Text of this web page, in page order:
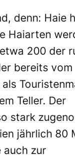
denn: Haie
Haiarten
200 der
bereits vom
Teller. Der
stark
jährlich 80
auch zur